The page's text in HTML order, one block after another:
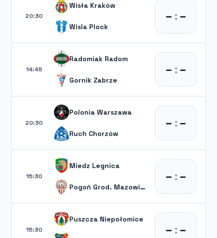
20:30
Wisła Kraków
Wisla Plock
– :–
14:45
Radomiak Radom
Gornik Zabrze
– :–
20:30
Polonia Warszawa
Ruch Chorzów
– :–
15:30
Miedz Legnica
Pogoń Grod. Mazowiecki
– :–
15:30
Puszcza Niepołomice
– :–